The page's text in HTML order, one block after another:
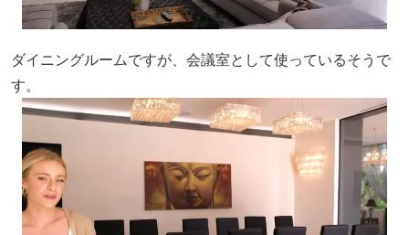
ダイニングルームですが、会議室として使っているそうで
す。